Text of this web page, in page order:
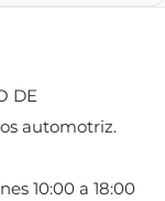
DE
automotriz.
10:00 a 18:00